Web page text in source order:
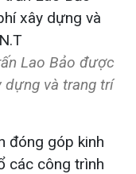
Lao Bảo được
dựng và trang trí
đóng góp kinh
các công trình